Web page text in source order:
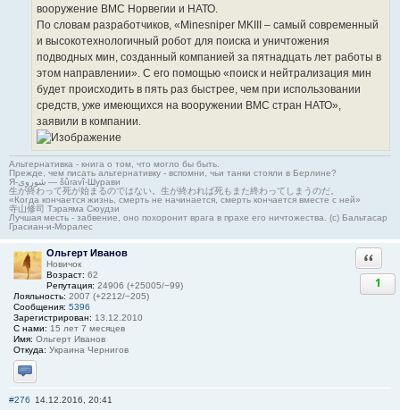
вооружение ВМС Норвегии и НАТО.
По словам разработчиков, «Minesniper MKIII – самый современный
и высокотехнологичный робот для поиска и уничтожения
подводных мин, созданный компанией за пятнадцать лет работы в
этом направлении». С его помощью «поиск и нейтрализация мин
будет происходить в пять раз быстрее, чем при использовании
средств, уже имеющихся на вооружении ВМС стран НАТО»,
заявили в компании.
Альтернативка - книга о том, что могло бы быть.
Прежде, чем писать альтернативку - вспомни, чьи танки стояли в Берлине?
Я-شوروی — šûravî-Шурави
生が終わって死が始まるのではない。生が終われば死もまた終わってしまうのだ。
«Когда кончается жизнь, смерть не начинается, смерть кончается вместе с ней»
寺山修司 Тэраяма Сюудзи
Лучшая месть - забвение, оно похоронит врага в прахе его ничтожества. (с) Бальтасар
Грасиан-и-Моралес
Ольгерт Иванов
Новичок
Возраст: 62
Репутация: 24906 (+25005/−99)
Лояльность: 2007 (+2212/−205)
Сообщения: 5396
Зарегистрирован: 13.12.2010
С нами: 15 лет 7 месяцев
Имя: Ольгерт Иванов
Откуда: Украина Чернигов
Отправить личное сообщение
1
#276 14.12.2016, 20:41